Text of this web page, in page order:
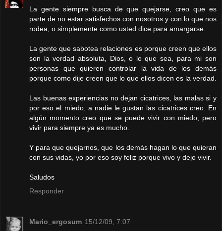
La gente siempre busca de que quejarse, creo que es
parte de no estar satisfechos con nosotros y con lo que nos
rodea, o simplemente como usted dice para amargarse.
La gente que sabotea relaciones es porque creen que ellos
son la verdad absoluta, Dios, o lo que sea, para mi son
personas que quieren controlar la vida de los demás
porque como dije creen que lo que ellos dicen es la verdad.
Las buenas experiencias no dejan cicatrices, las malas si y
por eso el miedo, a nadie le gustan las cicatrices creo. En
algún momento creo que se puede vivir con miedo, pero
vivir para siempre ya es mucho.
Y para que quejarnos, que los demás hagan lo que quieran
con sus vidas, yo por eso soy feliz porque vivo y dejo vivir.
Saludos
Responder
Mario_ergosum 15/12/09, 7:07